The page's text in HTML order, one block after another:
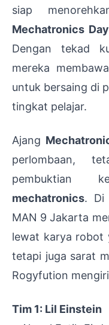
siap
Mechatronics
Dengan tekad
mereka
untuk bersaing di
tingkat pelajar.
Ajang
perlombaan,
pembuktian
mechatronics. Di
MAN 9 Jakarta
lewat karya robot
tetapi juga sarat
Rogyfution
Tim 1: Lil Einstein